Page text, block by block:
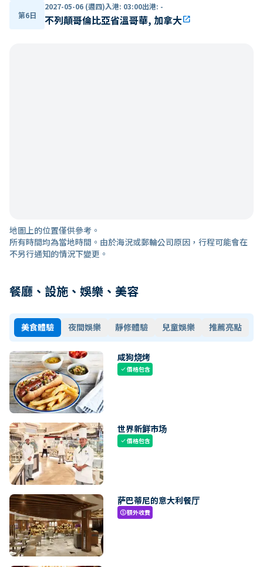
第6日
2027-05-06 (週四)入港: 03:00出港: -
不列顛哥倫比亞省溫哥華, 加拿大open_in_new
地圖上的位置僅供參考。
所有時間均為當地時間。由於海況或郵輪公司原因，行程可能會在
不另行通知的情況下變更。
餐廳、設施、娛樂、美容
美食體驗 夜間娛樂 靜修體驗 兒童娛樂 推薦亮點
咸狗烧烤
check價格包含
世界新鲜市场
check價格包含
萨巴蒂尼的意大利餐厅
paid額外收費